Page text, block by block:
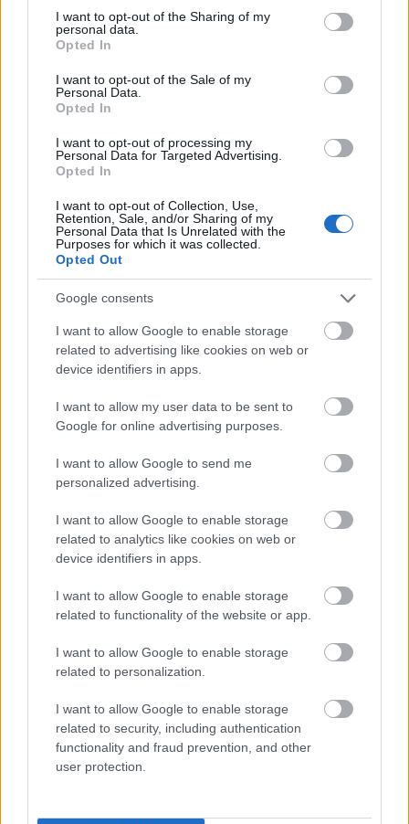
not limited to your visit or usage behaviour. You may click to
grant or deny consent to Google and its third-party tags to
use your data for below specified purposes in below Google
consent section.
I want to opt-out of the Sharing of my
personal data.
Opted In
I want to opt-out of the Sale of my
Personal Data.
Opted In
I want to opt-out of processing my
Personal Data for Targeted Advertising.
Opted In
I want to opt-out of Collection, Use,
Retention, Sale, and/or Sharing of my
Personal Data that Is Unrelated with the
Purposes for which it was collected.
Opted Out
Google consents
I want to allow Google to enable storage
related to advertising like cookies on web or
device identifiers in apps.
I want to allow my user data to be sent to
Google for online advertising purposes.
I want to allow Google to send me
personalized advertising.
I want to allow Google to enable storage
related to analytics like cookies on web or
device identifiers in apps.
I want to allow Google to enable storage
related to functionality of the website or app.
I want to allow Google to enable storage
related to personalization.
I want to allow Google to enable storage
related to security, including authentication
functionality and fraud prevention, and other
user protection.
Kanyonok, vízesések, hegységek, tavak és sivatagok
is szerepelnek az Amerikai Egyesült Államok
legszebb helyei között, melyekben - ha élőben most
nem is - képekről annál csodásabb gyönyörködni! A
cikksorozat többi részét a következő linkeken
érhetitek el: | I. rész | II. rész | III. rész | IV.…
Téli csodavilla a mesés Coloradoban
2020. január 09.
Az amerikai Colorado állam egyik legnépszerűbb
részén, Aspen síparadicsomának kellős közepén
csodavilla, ahol minden bizonnyal fantsztikus
élmény lehet az ünnepi szezont eltölteni. Nézzünk is